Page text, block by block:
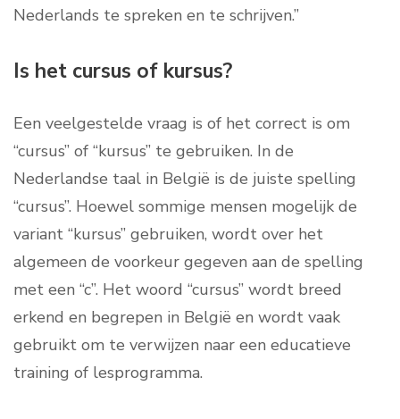
Nederlands te spreken en te schrijven.”
Is het cursus of kursus?
Een veelgestelde vraag is of het correct is om
“cursus” of “kursus” te gebruiken. In de
Nederlandse taal in België is de juiste spelling
“cursus”. Hoewel sommige mensen mogelijk de
variant “kursus” gebruiken, wordt over het
algemeen de voorkeur gegeven aan de spelling
met een “c”. Het woord “cursus” wordt breed
erkend en begrepen in België en wordt vaak
gebruikt om te verwijzen naar een educatieve
training of lesprogramma.